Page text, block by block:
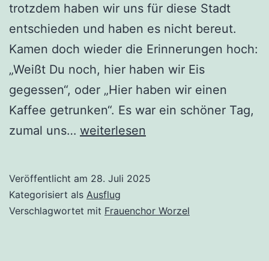
trotzdem haben wir uns für diese Stadt
entschieden und haben es nicht bereut.
Kamen doch wieder die Erinnerungen hoch:
„Weißt Du noch, hier haben wir Eis
gegessen“, oder „Hier haben wir einen
Kaffee getrunken“. Es war ein schöner Tag,
zumal uns… Jahresausflug
2025
weiterlesen
Veröffentlicht am 28. Juli 2025
Kategorisiert als Ausflug
Verschlagwortet mit Frauenchor Worzel